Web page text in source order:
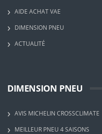
AIDE ACHAT VAE
DIMENSION PNEU
ACTUALITÉ
DIMENSION PNEU
AVIS MICHELIN CROSSCLIMATE
MEILLEUR PNEU 4 SAISONS